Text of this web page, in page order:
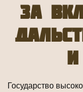
За
Государство